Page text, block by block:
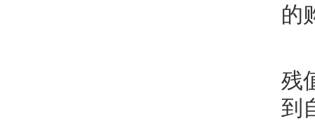
的
残
到